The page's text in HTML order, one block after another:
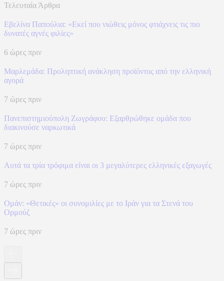
Τελευταία Άρθρα
Εβελίνα Παπούλια: «Εκεί που νιώθεις μόνος φτιάχνεις τις πιο
δυνατές αγνές φιλίες»
6 ώρες πριν
Μαρλεμάδα: Προληπτική ανάκληση προϊόντος από την ελληνική
αγορά
7 ώρες πριν
Πανεπιστημιούπολη Ζωγράφου: Εξαρθρώθηκε ομάδα που
διακινούσε ναρκωτικά
7 ώρες πριν
Αυτά τα τρία τρόφιμα είναι οι 3 μεγαλύτερες ελληνικές εξαγωγές
7 ώρες πριν
Ομάν: «Θετικές» οι συνομιλίες με το Ιράν για τα Στενά του
Ορμούζ
7 ώρες πριν